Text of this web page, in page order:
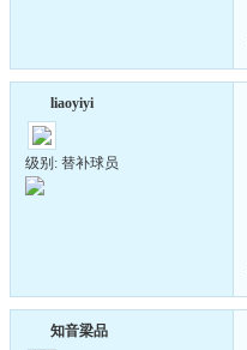
liaoyiyi
级别: 替补球员
知音梁品